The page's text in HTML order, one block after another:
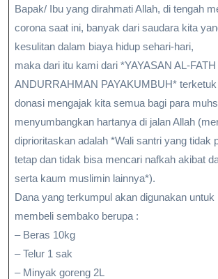
Bapak/ Ibu yang dirahmati Allah, di tengah
corona saat ini, banyak dari saudara kita
kesulitan dalam biaya hidup sehari-hari,
maka dari itu kami dari *YAYASAN AL-FATH
ANDURRAHMAN PAYAKUMBUH*
donasi mengajak kita semua bagi para
menyumbangkan hartanya di jalan Allah
diprioritaskan adalah *Wali santri yang tidak
tetap dan tidak bisa mencari nafkah akibat
serta kaum muslimin lainnya*).
Dana yang terkumpul akan digunakan untuk
membeli sembako berupa :
– Beras 10kg
– Telur 1 sak
– Minyak goreng 2L